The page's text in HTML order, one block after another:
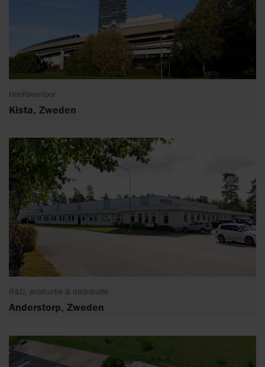
Hoofdkantoor
Kista, Zweden
R&D, productie & distributie
Anderstorp, Zweden